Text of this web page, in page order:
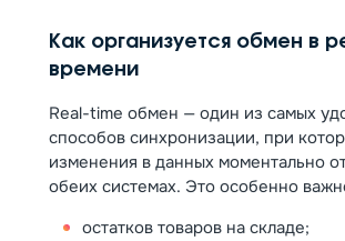
Как организуется обмен в
времени
Real-time обмен — один из самых
способов синхронизации, при
изменения в данных моментально
обеих системах. Это особенно
остатков товаров на складе;